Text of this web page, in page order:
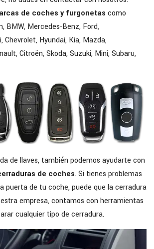
de coches y furgonetas como
BMW, Mercedes-Benz, Ford,
Chevrolet, Hyundai, Kia, Mazda,
Citroën, Skoda, Suzuki, Mini, Subaru,
de llaves, también podemos ayudarte con
de coches. Si tienes problemas
puerta de tu coche, puede que la cerradura
empresa, contamos con herramientas
cualquier tipo de cerradura.